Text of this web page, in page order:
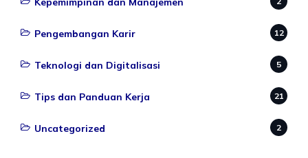
Pengembangan Karir 12
Teknologi dan Digitalisasi 5
Tips dan Panduan Kerja 21
Uncategorized 2